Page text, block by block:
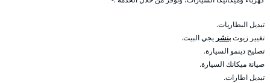
تبديل البطاريات.
تغيير زيوتبنشر يجي البيت.
تصليح دينمو السيارة.
صيانة ميكانك السيارة.
تبديل اطارات.